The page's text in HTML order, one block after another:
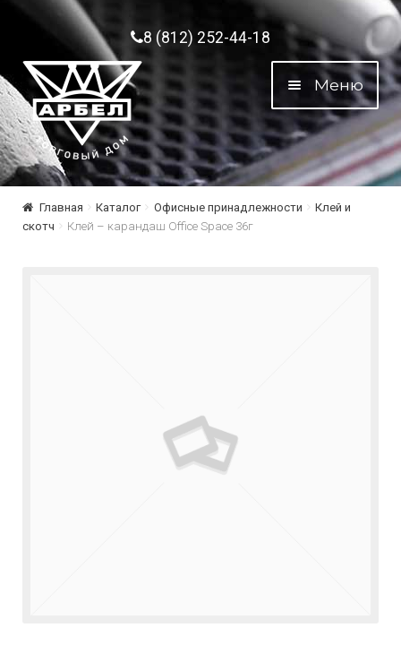
Перейти к навигации
Перейти к содержимому8 (812) 252-44-18
Меню
Главная Каталог Офисные принадлежности
Клей и
скотч
Клей – карандаш Office Space 36г